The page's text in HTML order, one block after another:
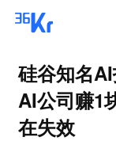
硅谷知名
AI公司赚1
在失效